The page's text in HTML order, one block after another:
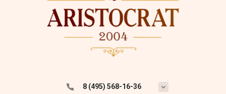
8 (495) 568-16-36